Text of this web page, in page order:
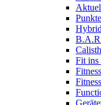
Fit ins